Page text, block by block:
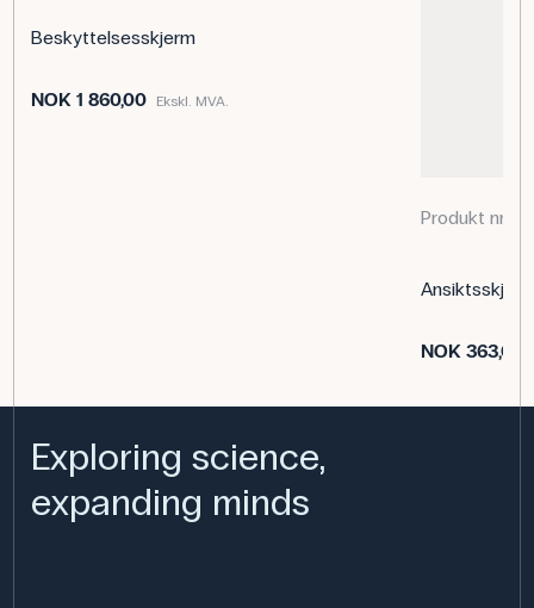
Størrelse USR: XXS
Beskyttelsesskjerm
NOK 1 860,00 Ekskl. MVA.
Produkt nr.
NOK 363,00
Exploring science,
expanding minds